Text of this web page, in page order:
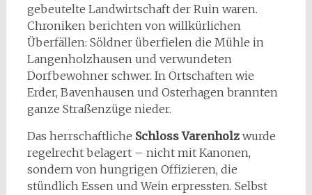
gebeutelte Landwirtschaft der Ruin waren.
Chroniken berichten von willkürlichen
Überfällen: Söldner überfielen die Mühle in
Langenholzhausen und verwundeten
Dorfbewohner schwer. In Ortschaften wie
Erder, Bavenhausen und Osterhagen brannten
ganze Straßenzüge nieder.
Das herrschaftliche Schloss Varenholzwurde
regelrecht belagert – nicht mit Kanonen,
sondern von hungrigen Offizieren, die
stündlich Essen und Wein erpressten. Selbst